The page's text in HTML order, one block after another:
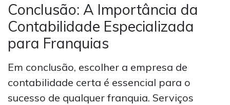
Conclusão: A Importância da
Contabilidade Especializada
para Franquias
Em conclusão, escolher a empresa de
contabilidade certa é essencial para o
sucesso de qualquer franquia. Serviços